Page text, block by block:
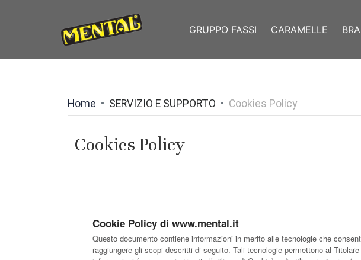
GRUPPO FASSI CARAMELLE
Home SERVIZIO E SUPPORTO Cookies Policy
Cookies Policy
Cookie Policy di www.mental.it
Questo documento contiene informazioni in merito alle tecnologie che
raggiungere gli scopi descritti di seguito. Tali tecnologie permettono al